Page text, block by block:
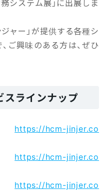
ャー」が提供する各種シ
ご興味のある方は、ぜひ
スラインナップ
https://hcm-jinjer.co
https://hcm-jinjer.co
https://hcm-jinjer.co